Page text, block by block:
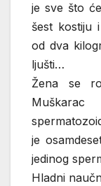
je sve što
šest kostiju
od dva
ljušti…
Žena se
je
jedinog
Hladni